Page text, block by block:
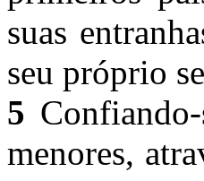
suas
seu próprio
5
menores,